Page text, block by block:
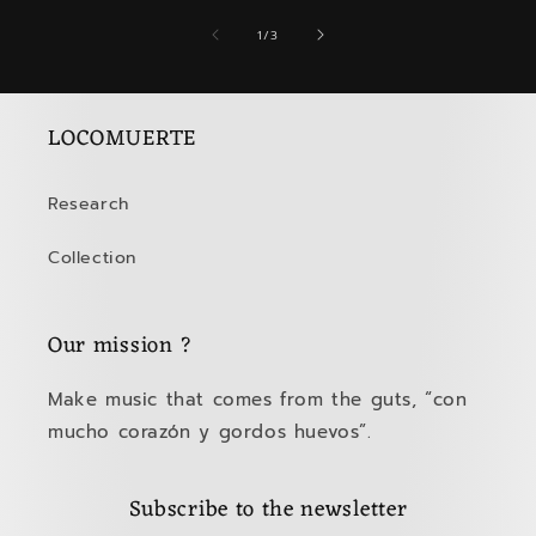
1/of
3
LOCOMUERTE
Research
Collection
Our mission ?
Make music that comes from the guts, “con
mucho corazón y gordos huevos”.
Subscribe to the newsletter